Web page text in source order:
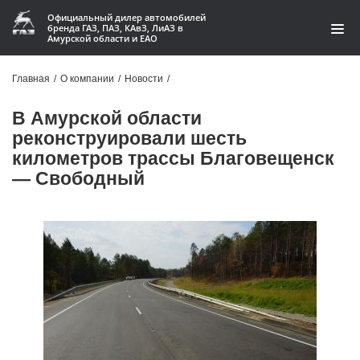
Официальный дилер автомобилей
бренда ГАЗ, ПАЗ, КАвЗ, ЛиАЗ в
Амурской области и ЕАО
Запчасти
Услуги и сервис
О компании
Контакты
Производство автофургонов
Главная / О компании / Новости /
В Амурской области
реконструировали шесть
километров трассы Благовещенск
— Свободный